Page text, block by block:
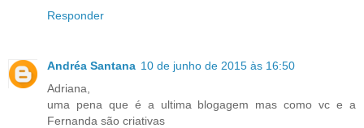
Responder
Andréa Santana 10 de junho de 2015 às 16:50
Adriana,
uma pena que é a ultima blogagem mas como vc e a
Fernanda são criativas